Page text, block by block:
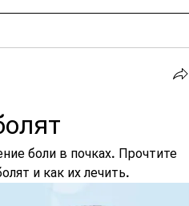
боли в почках. Прочтите
и как их лечить.